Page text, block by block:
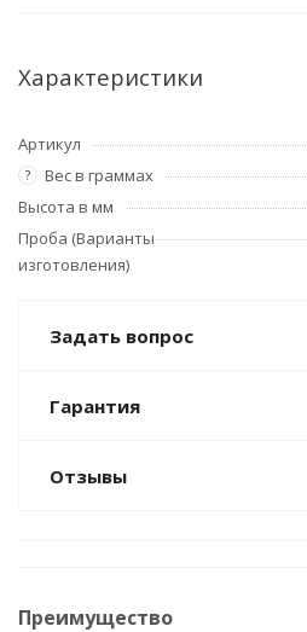
Характеристики
Артикул
? Вес в граммах
Высота в мм
Проба (Варианты
изготовления)
Задать вопрос
Гарантия
Отзывы
Преимущество